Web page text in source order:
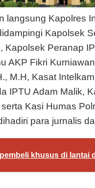
langsung Kapolres
Kapolsek
Kapolsek Peranap
AKP Fikri
M.H, Kasat
IPTU Adam Malik,
Kasi Humas
para jurnalis
khusus di lantai